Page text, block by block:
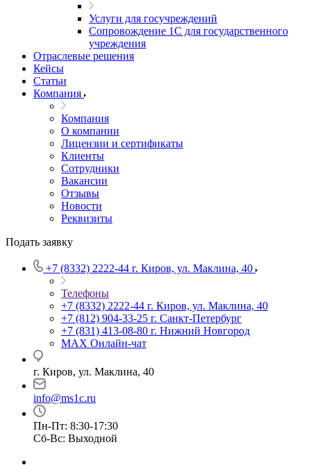
Услуги для госучреждений
Сопровождение 1С для государственного
учреждения
Отраслевые решения
Кейсы
Статьи
Компания
Компания
О компании
Лицензии и сертификаты
Клиенты
Сотрудники
Вакансии
Отзывы
Новости
Реквизиты
Подать заявку
+7 (8332) 2222-44 г. Киров, ул. Маклина, 40
Телефоны
+7 (8332) 2222-44 г. Киров, ул. Маклина, 40
+7 (812) 904-33-25 г. Санкт-Петербург
+7 (831) 413-08-80 г. Нижний Новгород
MAX Онлайн-чат
г. Киров, ул. Маклина, 40
info@ms1c.ru
Пн-Пт: 8:30-17:30
Cб-Вс: Выходной